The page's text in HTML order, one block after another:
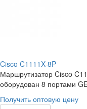
Cisco C1111X-8P
Маршрутизатор Cisco
оборудован 8 портами
Получить оптовую цену